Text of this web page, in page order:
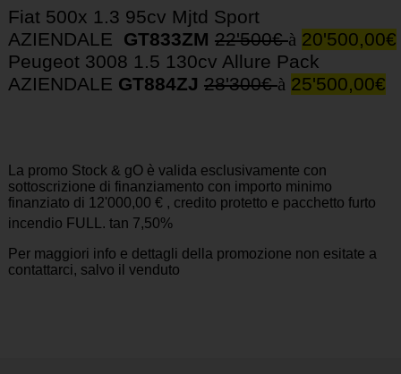
Fiat 500x 1.3 95cv Mjtd Sport
AZIENDALE GT833ZM 22'500€à 20'500,00€
Peugeot 3008 1.5 130cv Allure Pack
AZIENDALE GT884ZJ 28'300€à 25'500,00€
La promo Stock & gO è valida esclusivamente con
sottoscrizione di finanziamento con importo minimo
finanziato di 12'000,00 € , credito protetto e pacchetto furto
incendio FULL. tan 7,50%
Per maggiori info e dettagli della promozione non esitate a
contattarci, salvo il venduto